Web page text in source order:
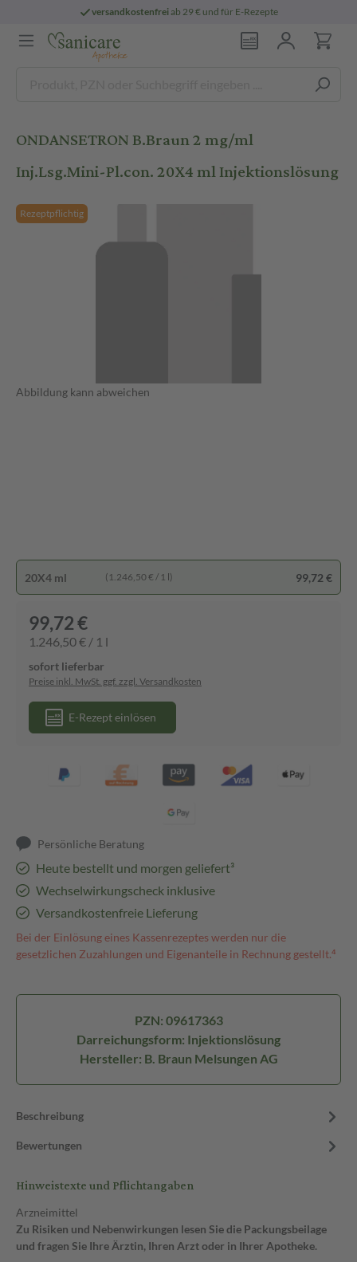
versandkostenfreiab 29 € und für E-Rezepte
ONDANSETRON B.Braun 2 mg/ml
Inj.Lsg.Mini-Pl.con. 20X4 ml Injektionslösung
Rezeptpflichtig
Abbildung kann abweichen
20X4 ml (1.246,50 € / 1 l) 99,72 €
99,72 €
1.246,50 € / 1 l
sofort lieferbar
Preise inkl. MwSt. ggf. zzgl. Versandkosten
E-Rezept einlösen
Persönliche Beratung
Heute bestellt und morgen geliefert³
Wechselwirkungscheck inklusive
Versandkostenfreie Lieferung
Bei der Einlösung eines Kassenrezeptes werden nur die
gesetzlichen Zuzahlungen und Eigenanteile in Rechnung gestellt.⁴
PZN: 09617363
Darreichungsform: Injektionslösung
Hersteller: B. Braun Melsungen AG
Beschreibung
Bewertungen
Hinweistexte und Pflichtangaben
Arzneimittel
Zu Risiken und Nebenwirkungen lesen Sie die Packungsbeilage
und fragen Sie Ihre Ärztin, Ihren Arzt oder in Ihrer Apotheke.